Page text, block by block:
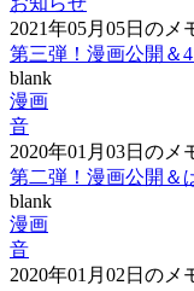
2021年05月05日のメ
第三弾！漫画公開＆
blank
漫画
音
2020年01月03日のメ
第二弾！漫画公開＆
blank
漫画
音
2020年01月02日のメ